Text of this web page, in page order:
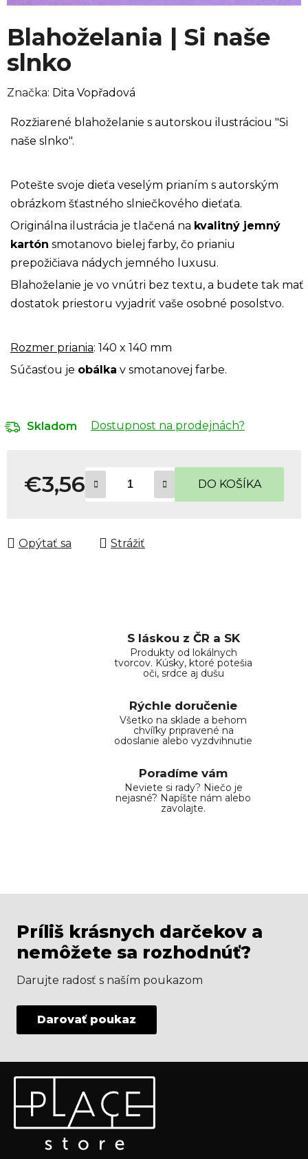
Blahoželania | Si naše
slnko
Značka: Dita Vopřadová
Rozžiarené blahoželanie s autorskou ilustráciou "Si
naše slnko".
Potešte svoje dieťa veselým prianím s autorským
obrázkom šťastného slniečkového dieťaťa.
Originálna ilustrácia je tlačená na kvalitný jemný
kartón smotanovo bielej farby, čo prianiu
prepožičiava nádych jemného luxusu.
Blahoželanie je vo vnútri bez textu, a budete tak mať
dostatok priestoru vyjadriť vaše osobné posolstvo.
Rozmer priania: 140 x 140 mm
Súčasťou je obálka v smotanovej farbe.
Skladom Dostupnost na prodejnách?
€3,56 DO KOŠÍKA
Opýtať sa Strážiť
S láskou z ČR a SK
Produkty od lokálnych
tvorcov. Kúsky, ktoré potešia
oči, srdce aj dušu
Rýchle doručenie
Všetko na sklade a behom
chvíľky pripravené na
odoslanie alebo vyzdvihnutie
Poradíme vám
Neviete si rady? Niečo je
nejasné? Napíšte nám alebo
zavolajte.
Príliš krásnych darčekov a
nemôžete sa rozhodnúť?
Darujte radosť s naším poukazom
Darovať poukaz
Odoberať newsletter
Vložte svoj e-mail a my Vám budeme zasielať informácie
o nových produktoch na našom e-shope.